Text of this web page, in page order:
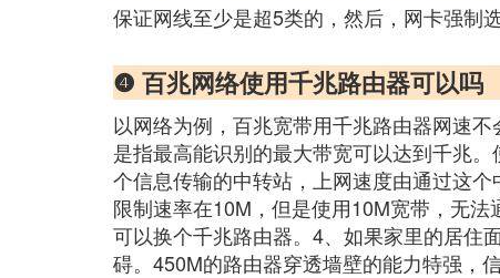
保证网线至少是超5类的，然后，网卡强制
❹ 百兆网络使用千兆路由器可以吗
以网络为例，百兆宽带用千兆路由器网速
是指最高能识别的最大带宽可以达到千兆
个信息传输的中转站，上网速度由通过这
限制速率在10M，但是使用10M宽带，无
可以换个千兆路由器。4、如果家里的居住
碍。450M的路由器穿透墙壁的能力特强，